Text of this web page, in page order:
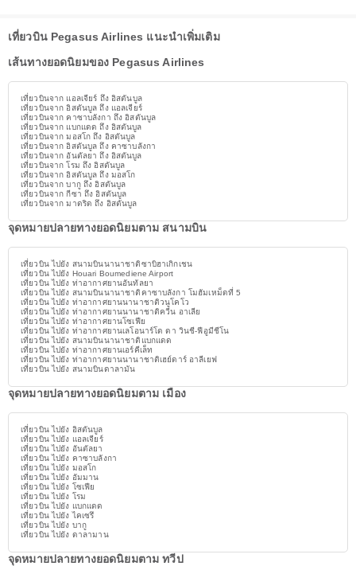
เที่ยวบิน Pegasus Airlines แนะนำเพิ่มเติม
เส้นทางยอดนิยมของ Pegasus Airlines
เที่ยวบินจาก แอลเจียร์ ถึง อิสตันบูล
เที่ยวบินจาก อิสตันบูล ถึง แอลเจียร์
เที่ยวบินจาก คาซาบลังกา ถึง อิสตันบูล
เที่ยวบินจาก แบกแดด ถึง อิสตันบูล
เที่ยวบินจาก มอสโก ถึง อิสตันบูล
เที่ยวบินจาก อิสตันบูล ถึง คาซาบลังกา
เที่ยวบินจาก อันตัลยา ถึง อิสตันบูล
เที่ยวบินจาก โรม ถึง อิสตันบูล
เที่ยวบินจาก อิสตันบูล ถึง มอสโก
เที่ยวบินจาก บากู ถึง อิสตันบูล
เที่ยวบินจาก กีซา ถึง อิสตันบูล
เที่ยวบินจาก มาดริด ถึง อิสตันบูล
จุดหมายปลายทางยอดนิยมตาม สนามบิน
เที่ยวบิน ไปยัง สนามบินนานาชาติซาบิฮาเกิกเชน
เที่ยวบิน ไปยัง Houari Boumediene Airport
เที่ยวบิน ไปยัง ท่าอากาศยานอันทัลยา
เที่ยวบิน ไปยัง สนามบินนานาชาติคาซาบลังกา โมฮัมเหม็ดที่ 5
เที่ยวบิน ไปยัง ท่าอากาศยานนานาชาติวนูโคโว
เที่ยวบิน ไปยัง ท่าอากาศยานนานาชาติควีน อาเลีย
เที่ยวบิน ไปยัง ท่าอากาศยานโซเฟีย
เที่ยวบิน ไปยัง ท่าอากาศยานเลโอนาร์โด ดา วินชี-ฟีอูมีชีโน
เที่ยวบิน ไปยัง สนามบินนานาชาติแบกแดด
เที่ยวบิน ไปยัง ท่าอากาศยานเอร์คีเล็ท
เที่ยวบิน ไปยัง ท่าอากาศยานนานาชาติเฮย์ดาร์ อาลีเยฟ
เที่ยวบิน ไปยัง สนามบินดาลามัน
จุดหมายปลายทางยอดนิยมตาม เมือง
เที่ยวบิน ไปยัง อิสตันบูล
เที่ยวบิน ไปยัง แอลเจียร์
เที่ยวบิน ไปยัง อันตัลยา
เที่ยวบิน ไปยัง คาซาบลังกา
เที่ยวบิน ไปยัง มอสโก
เที่ยวบิน ไปยัง อัมมาน
เที่ยวบิน ไปยัง โซเฟีย
เที่ยวบิน ไปยัง โรม
เที่ยวบิน ไปยัง แบกแดด
เที่ยวบิน ไปยัง ไคเซรึ
เที่ยวบิน ไปยัง บากู
เที่ยวบิน ไปยัง ดาลามาน
จุดหมายปลายทางยอดนิยมตาม ทวีป